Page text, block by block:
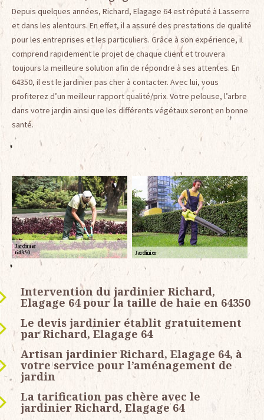
Depuis quelques années, Richard, Elagage 64 est réputé à Lasserre
et dans les alentours. En effet, il a assuré des prestations de qualité
pour les entreprises et les particuliers. Grâce à son expérience, il
comprend rapidement le projet de chaque client et trouvera
toujours la meilleure solution afin de répondre à ses attentes. En
64350, il est le jardinier pas cher à contacter. Avec lui, vous
profiterez d’un meilleur rapport qualité/prix. Votre pelouse, l’arbre
dans votre jardin ainsi que les différents végétaux seront en bonne
santé.
Intervention du jardinier Richard,
Elagage 64 pour la taille de haie en 64350
Le devis jardinier établit gratuitement
par Richard, Elagage 64
Artisan jardinier Richard, Elagage 64, à
votre service pour l’aménagement de
jardin
La tarification pas chère avec le
jardinier Richard, Elagage 64